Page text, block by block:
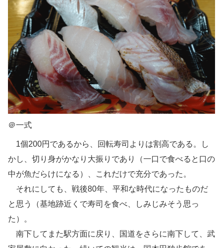
＠一式
1個200円であるから、回転寿司よりは割高である。し
かし、切り身がかなり大振りであり（一口で食べると口の
中が魚だらけになる）、これだけで充分であった。
それにしても、戦後80年、平和な時代になったものだ
と思う（基地跡近くで寿司を食べ、しみじみそう思っ
た）。
南下してまた駅方面に戻り、国道をさらに南下して、武